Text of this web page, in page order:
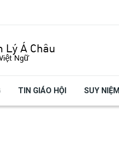
TIN GIÁO HỘI SUY NIỆM